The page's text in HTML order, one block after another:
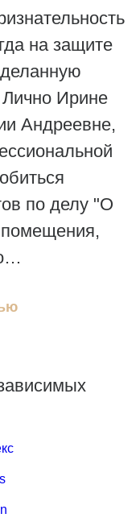
на защите
Ирине
Андреевне,
по делу "О